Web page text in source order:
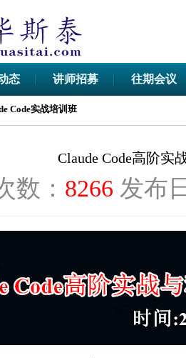
态 讲师招募 往期会议
实战培训班
Claude Code高阶实
数： 8266 发布